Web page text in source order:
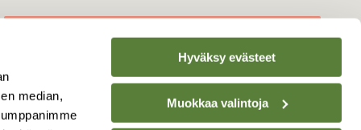
median,
Hyväksy evästeet
Muokkaa valintoja
SUOMEN
LUONNONUUTIS­KIRJE
Sähköpostiosoite